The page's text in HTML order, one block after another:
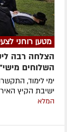
מטען רוחני
הצלחה רבה
השלוחים
ימי לימוד,
ישיבת הקיץ
המלא